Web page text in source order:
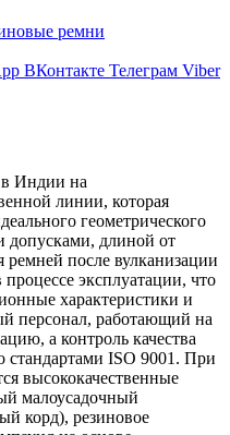
ремни
ВКонтакте Телеграм Viber
Индии на
линии, которая
геометрического
длиной от
после вулканизации
эксплуатации, что
характеристики и
персонал, работающий на
а контроль качества
стандартами ISO 9001. При
высококачественные
малоусадочный
корд), резиновое